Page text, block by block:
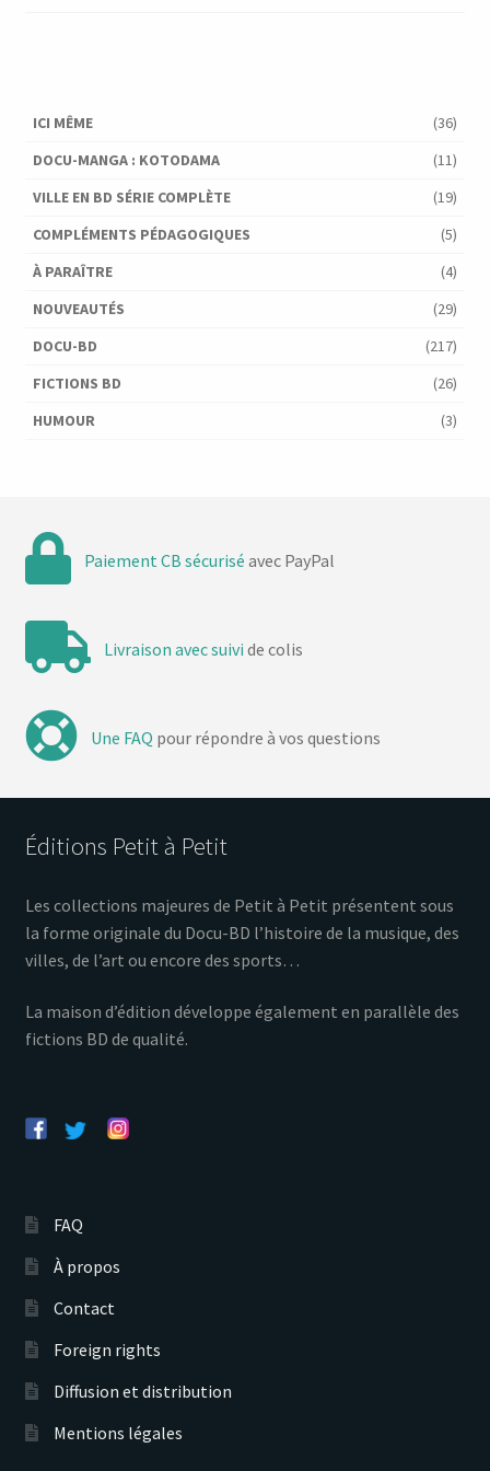
ICI MÊME
(36)
DOCU-MANGA : KOTODAMA
(11)
VILLE EN BD SÉRIE COMPLÈTE
(19)
COMPLÉMENTS PÉDAGOGIQUES
(5)
À PARAÎTRE
(4)
NOUVEAUTÉS
(29)
DOCU-BD
(217)
FICTIONS BD
(26)
HUMOUR
(3)
Paiement CB sécurisé avec PayPal
Livraison avec suivi de colis
Une FAQ pour répondre à vos questions
Éditions Petit à Petit
Les collections majeures de Petit à Petit présentent sous
la forme originale du Docu-BD l’histoire de la musique, des
villes, de l’art ou encore des sports…
La maison d’édition développe également en parallèle des
fictions BD de qualité.
FAQ
À propos
Contact
Foreign rights
Diffusion et distribution
Mentions légales